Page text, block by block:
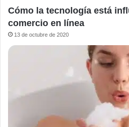
Cómo la tecnología está
comercio en línea
13 de octubre de 2020